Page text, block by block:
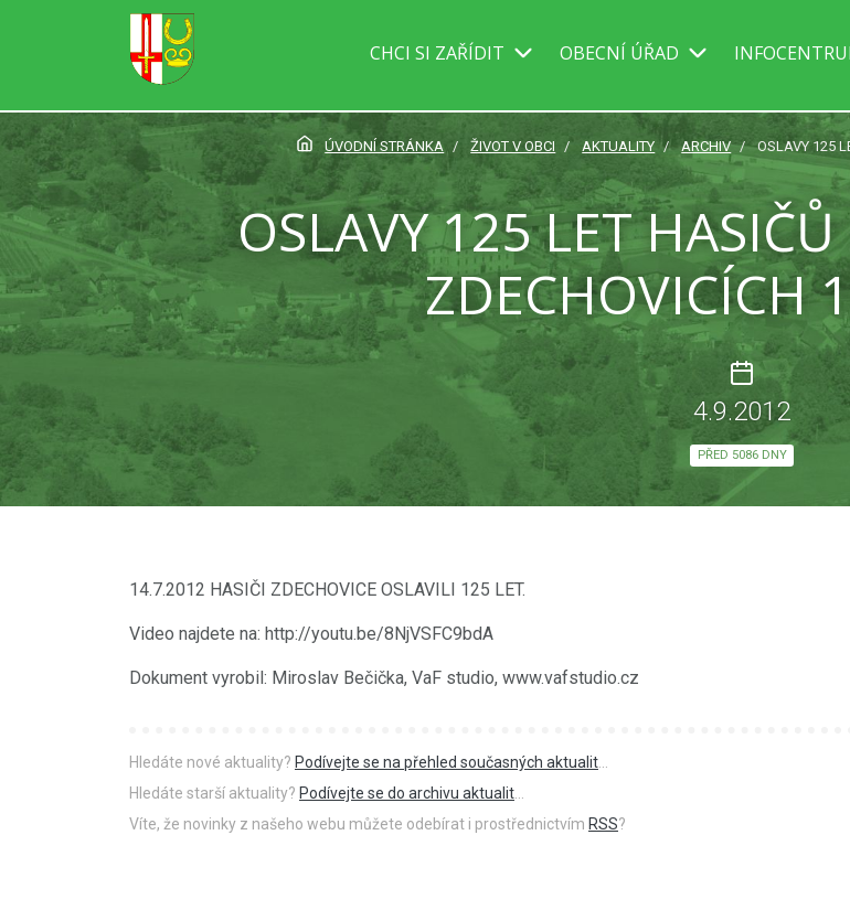
CHCI SI ZAŘÍDIT OBECNÍ ÚŘAD
ÚVODNÍ STRÁNKA ŽIVOT V OBCI AKTUALITY ARCHIV OSLAVY 125
OSLAVY 125 LET
ZDECHOVICÍCH
4.9.2012
PŘED 5086 DNY
14.7.2012 HASIČI ZDECHOVICE OSLAVILI 125 LET.
Video najdete na: http://youtu.be/8NjVSFC9bdA
Dokument vyrobil: Miroslav Bečička, VaF studio, www.vafstudio.cz
Hledáte nové aktuality? Podívejte se na přehled současných aktualit
Hledáte starší aktuality? Podívejte se do archivu aktualit
Víte, že novinky z našeho webu můžete odebírat i prostřednictvím RSS?